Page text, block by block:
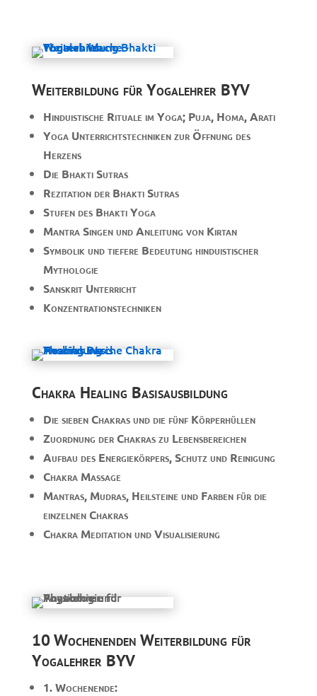
Weiterbildung für Yogalehrer BYV
Hinduistische Rituale im Yoga; Puja, Homa, Arati
Yoga Unterrichtstechniken zur Öffnung des
Herzens
Die Bhakti Sutras
Rezitation der Bhakti Sutras
Stufen des Bhakti Yoga
Mantra Singen und Anleitung von Kirtan
Symbolik und tiefere Bedeutung hinduistischer
Mythologie
Sanskrit Unterricht
Konzentrationstechniken
Chakra Healing Basisausbildung
Die sieben Chakras und die fünf Körperhüllen
Zuordnung der Chakras zu Lebensbereichen
Aufbau des Energiekörpers, Schutz und Reinigung
Chakra Massage
Mantras, Mudras, Heilsteine und Farben für die
einzelnen Chakras
Chakra Meditation und Visualisierung
10 Wochenenden Weiterbildung für
Yogalehrer BYV
1. Wochenende: